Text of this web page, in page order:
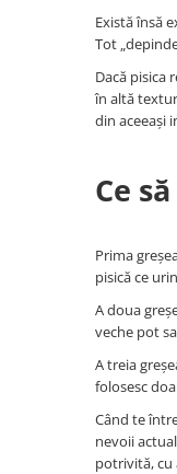
Există însă
Tot
Dacă pisica
în altă
din aceeași
Ce
Prima
pisică ce
A doua
veche pot
A treia
folosesc
Când te
nevoii
potrivită, cu